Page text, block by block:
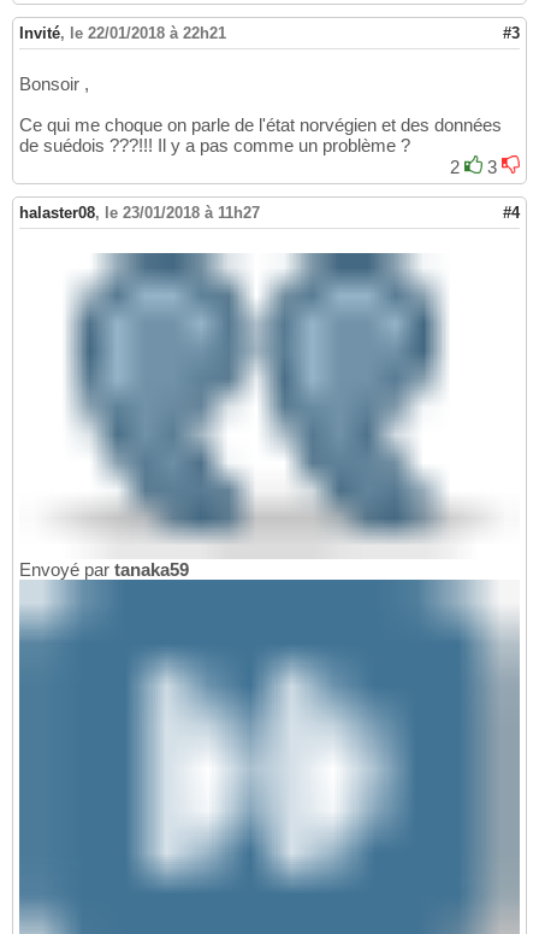
Invité, le 22/01/2018 à 22h21 #3
Bonsoir ,
Ce qui me choque on parle de l'état norvégien et des données
de suédois ???!!! Il y a pas comme un problème ?
2
3
halaster08, le 23/01/2018 à 11h27 #4
Envoyé par tanaka59